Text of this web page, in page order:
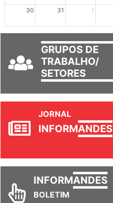
30 31 1
GRUPOS DE
TRABALHO/
SETORES
JORNAL
INFORMANDES
INFORMANDES
BOLETIM